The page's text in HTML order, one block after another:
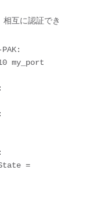
相互に認証でき
my_port
=